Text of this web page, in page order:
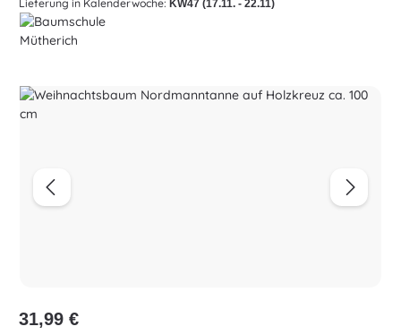
Lieferung in Kalenderwoche: KW47 (17.11. - 22.11)
Bildergalerie überspringen
Regulärer Preis:
31,99 €